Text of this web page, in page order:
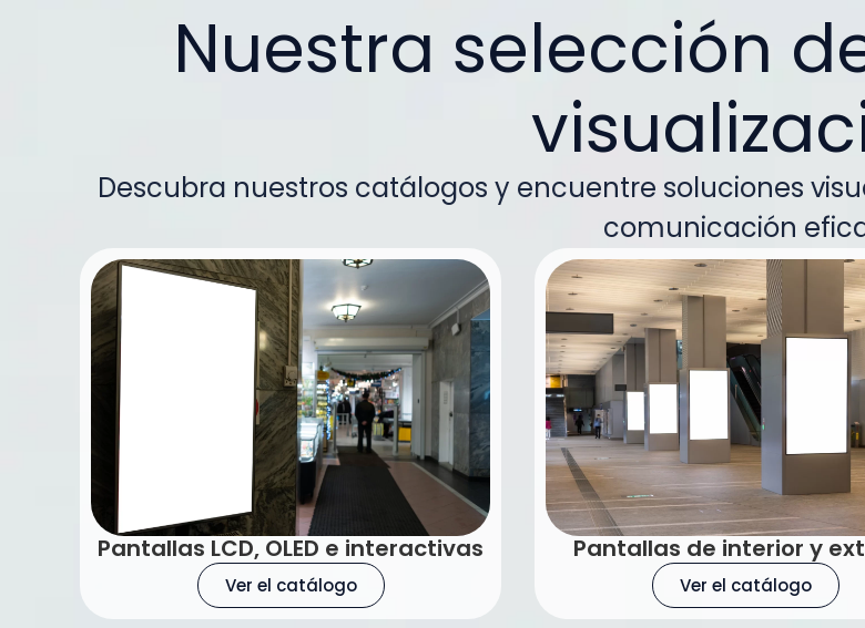
Nuestra selección
Descubra nuestros catálogos y encuentre soluciones
comunicación
Pantallas LCD, OLED e interactivas
Ver el catálogo
Pantallas de interior y
Ver el catálogo